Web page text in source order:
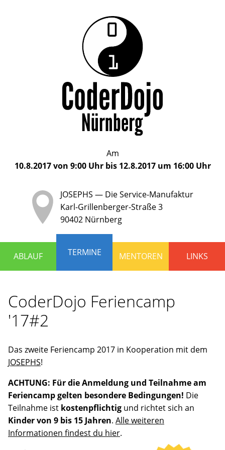
CoderDojo
Nürnberg
Das
CoderDojo
Nürnberg
ein
Club
für
Kinder
und
Jugendliche
Alter
bis
17
Jahren,
lernen
und
haben
wollen.
stehen
gemeinsam
an
Ideen
zu
arbeiten
Am
10.8.2017von 9:00 Uhrbis 12.8.2017 um 16:00Uhr
JOSEPHS — Die Service-Manufaktur
Karl-Grillenberger-Straße 3
90402 Nürnberg
ABLAUF TERMINE MENTOREN LINKS
CoderDojo Feriencamp
'17#2
Das zweite Feriencamp 2017 in Kooperation mit dem
JOSEPHS!
ACHTUNG: Für die Anmeldung und Teilnahme am
Feriencamp gelten besondere Bedingungen! Die
Teilnahme ist kostenpflichtig und richtet sich an
Kinder von 9 bis 15 Jahren. Alle weiteren
Informationen findest du hier.